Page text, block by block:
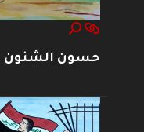
حسون الشنون